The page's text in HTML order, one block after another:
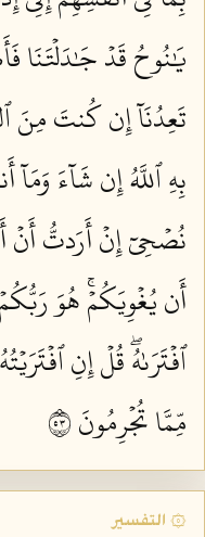
يَٰنُوحُ قَدۡ جَٰدَلۡتَنَا
تَعِدُنَآ إِن كُنتَ مِنَ
بِهِ ٱللَّهُ إِن شَآءَ وَمَآ
نُصۡحِيٓ إِنۡ أَرَدتُّ أَنۡ
أَن يُغۡوِيَكُمۡۚ هُوَ رَبُّكُمۡ
ٱفۡتَرَىٰهُۖ قُلۡ إِنِ
مِّمَّا تُجۡرِمُونَ ٣٥
۞ التفسير